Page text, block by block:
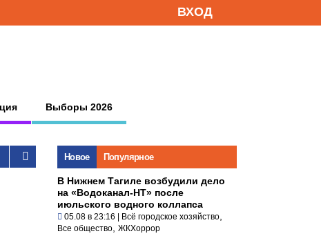
ВХОД
Выборы 2026
Новое Популярное
В Нижнем Тагиле возбудили дело
на «Водоканал-НТ» после
июльского водного коллапса
05.08 в 23:16 | Всё городское хозяйство
Все общество ЖКХоррор